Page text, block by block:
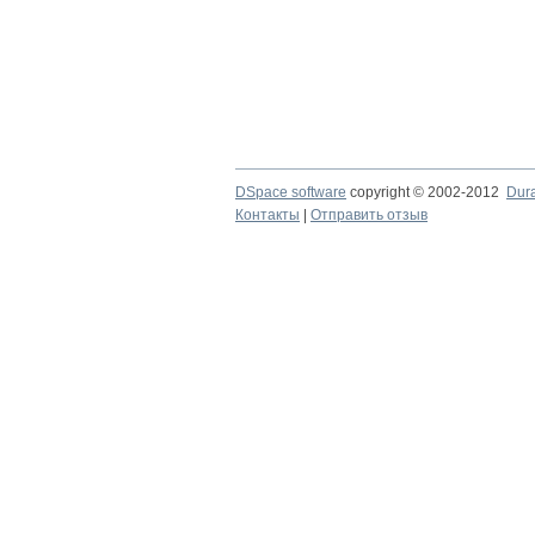
DSpace software copyright © 2002-2012
Контакты
Отправить отзыв